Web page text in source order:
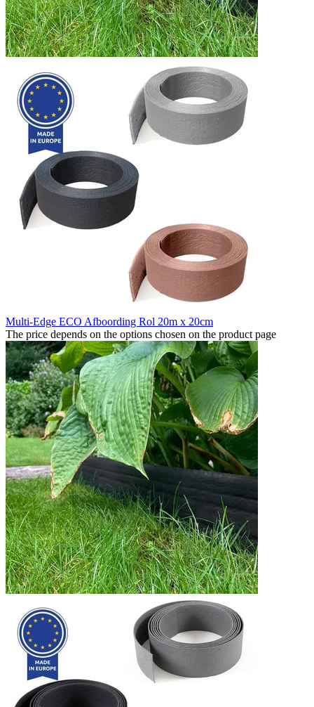
Multi-Edge ECO Afboording Rol 20m x 20cm
The price depends on the options chosen on the product page